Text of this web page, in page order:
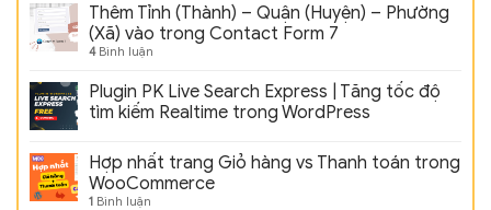
Thêm Tỉnh (Thành) – Quận (Huyện) – Phường
(Xã) vào trong Contact Form 7
4Bình luận
Plugin PK Live Search Express | Tăng tốc độ
tìm kiếm Realtime trong WordPress
Hợp nhất trang Giỏ hàng vs Thanh toán trong
WooCommerce
1 Bình luận